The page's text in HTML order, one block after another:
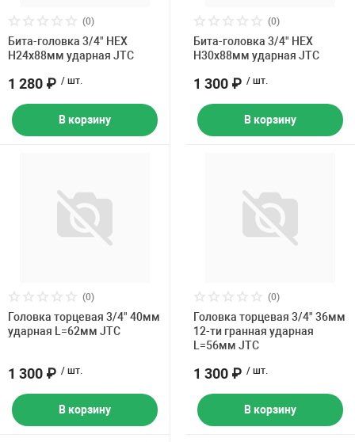
(0)
Бита-головка 3/4" HEX
H24х88мм ударная JTC
1 280 ₽ / шт.
В корзину
(0)
Бита-головка 3/4" HEX
H30х88мм ударная JTC
1 300 ₽ / шт.
В корзину
(0)
Головка торцевая 3/4" 40мм
ударная L=62мм JTC
1 300 ₽ / шт.
В корзину
(0)
Головка торцевая 3/4" 36мм
12-ти гранная ударная
L=56мм JTC
1 300 ₽ / шт.
В корзину